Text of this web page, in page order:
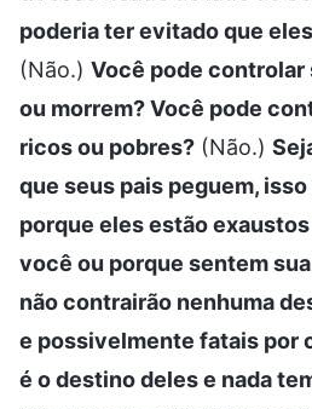
poderia ter evitado que
(Não.) Você pode controlar
ou morrem? Você pode
ricos ou pobres? (Não.)
que seus pais peguem,
porque eles estão
você ou porque sentem
não contrairão nenhuma
e possivelmente fatais por
é o destino deles e nada